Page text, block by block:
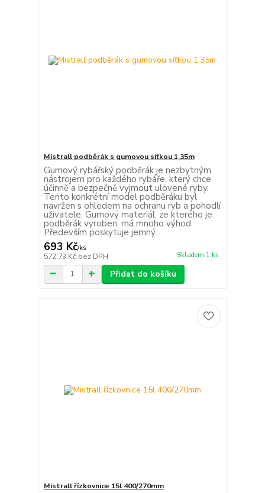
Mistrall podběrák s gumovou síťkou 1,35m
Gumový rybářský podběrák je nezbytným
nástrojem pro každého rybáře, který chce
účinně a bezpečně vyjmout ulovené ryby.
Tento konkrétní model podběráku byl
navržen s ohledem na ochranu ryb a pohodlí
uživatele. Gumový materiál, ze kterého je
podběrák vyroben, má mnoho výhod.
Především poskytuje jemný...
693 Kč/ks
572,73 Kč bez DPH Skladem 1 ks
Přidat do košíku
Mistrall řízkovnice 15l 400/270mm